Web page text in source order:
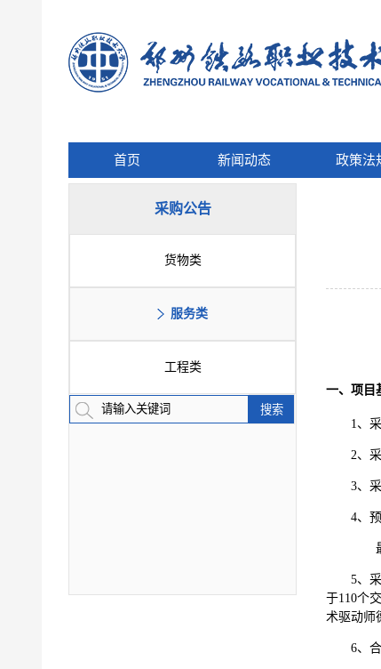
首页 新闻动态 政策法
采购公告
货物类
服务类
工程类
一、项目
1、
2、
3、
4、
5、
于110个
术驱动师
6、